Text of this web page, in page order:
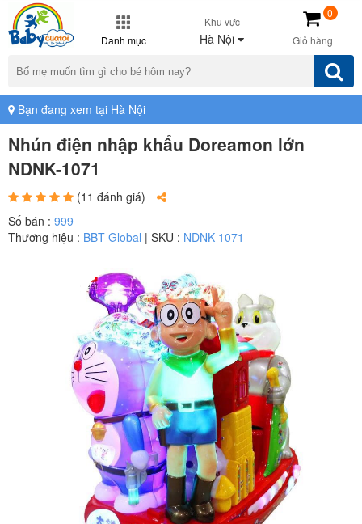
Danh mục
Khu vực
Hà Nội Giỏ hàng
0
Bạn đang xem tại Hà Nội
Nhún điện nhập khẩu Doreamon lớn
NDNK-1071
(11 đánh giá)
Số bán : 999
Thương hiệu : BBT Global | SKU : NDNK-1071